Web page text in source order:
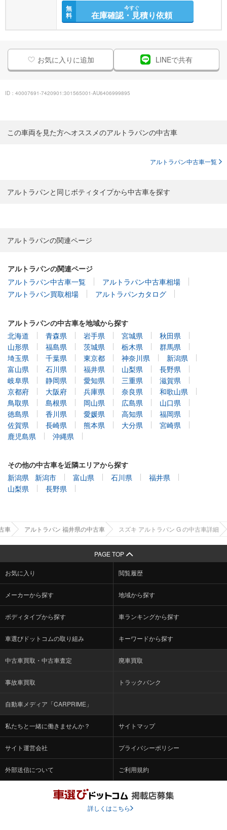
無
料
今すぐ
在庫確認・見積り依頼
お気に入りに追加 LINEで共有
ID：40007691-7420901:301565001-AU6406999895
この車両を見た方へオススメのアルトラパンの中古車
アルトラパン中古車一覧
アルトラパンと同じボティタイプから中古車を探す
アルトラパンの関連ページ
アルトラパンの関連ページ
アルトラパン中古車一覧
アルトラパン中古車相場
アルトラパン買取相場
アルトラパンカタログ
アルトラパンの中古車を地域から探す
北海道
青森県 岩手県 宮城県
秋田県
山形県
福島県 茨城県 栃木県
群馬県
埼玉県
千葉県 東京都 神奈川県
新潟県
富山県
石川県 福井県 山梨県
長野県
岐阜県
静岡県 愛知県 三重県
滋賀県
京都府
大阪府 兵庫県 奈良県
和歌山県
鳥取県
島根県 岡山県 広島県
山口県
徳島県
香川県 愛媛県 高知県
福岡県
佐賀県
長崎県 熊本県 大分県
宮崎県
鹿児島県
沖縄県
その他の中古車を近隣エリアから探す
新潟県
新潟市 富山県 石川県
福井県
山梨県
長野県
車 アルトラパン 福井県の中古車 スズキ アルトラパン G の中古車詳細
PAGE TOP
お気に入り 閲覧履歴
メーカーから探す 地域から探す
ボディタイプから探す 車ランキングから探す
車選びドットコムの取り組み キーワードから探す
中古車買取・中古車査定 廃車買取
事故車買取 トラックバンク
自動車メディア「CARPRIME」
私たちと一緒に働きませんか？ サイトマップ
サイト運営会社 プライバシーポリシー
外部送信について ご利用規約
詳しくはこちら